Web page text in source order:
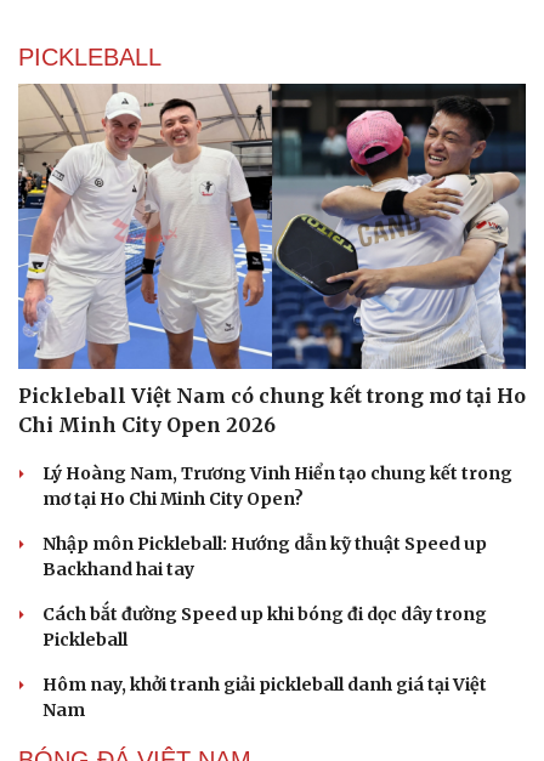
Du lịch
Tư vấn
Săn Tour
check-in
Podcast
Câu chuyện thời sự
Đọc truyện đêm khuya
Cửa sổ tình yêu
Kể chuyện cho bé
Hạt giống tâm hồn
PICKLEBALL
Pickleball Việt Nam có chung kết trong mơ tại Ho
Chi Minh City Open 2026
Lý Hoàng Nam, Trương Vinh Hiển tạo chung kết trong
mơ tại Ho Chi Minh City Open?
Nhập môn Pickleball: Hướng dẫn kỹ thuật Speed up
Backhand hai tay
Cách bắt đường Speed up khi bóng đi dọc dây trong
Pickleball
Hôm nay, khởi tranh giải pickleball danh giá tại Việt
Nam